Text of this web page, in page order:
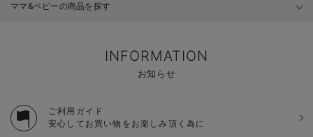
ママ&ベビーの商品を探す
INFORMATION
お知らせ
ご利用ガイド
安心してお買い物をお楽しみ頂く為に